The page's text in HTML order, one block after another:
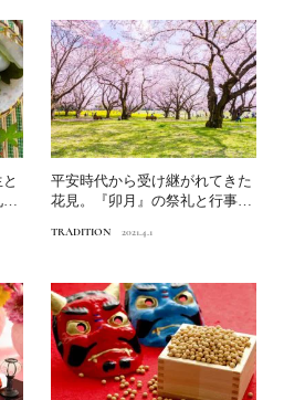
平安時代から受け継がれてきた
花見。『卯月』の祭礼と行事京
TRADITION 2021.4.1